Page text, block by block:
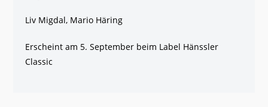
Liv Migdal, Mario Häring
Erscheint am 5. September beim Label Hänssler
Classic